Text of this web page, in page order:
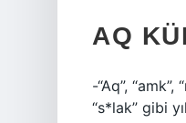
AQ
-“Aq”,
“s*lak” gibi